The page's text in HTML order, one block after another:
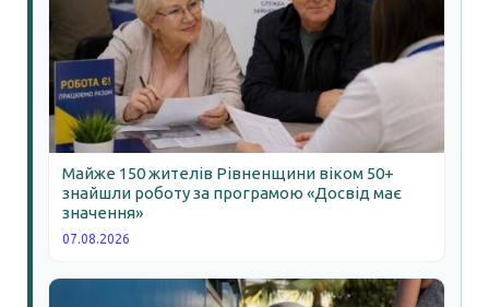
Майже 150 жителів Рівненщини віком 50+
знайшли роботу за програмою «Досвід має
значення»
07.08.2026